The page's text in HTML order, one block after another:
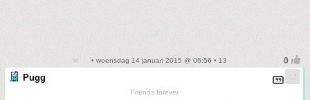
• woensdag 14 januari 2015 @ 06:56 • 13
Pugg
Friends forever